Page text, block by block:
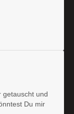
getauscht und
Du mir